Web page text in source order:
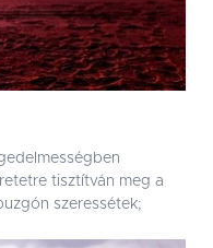
tisztítván meg a
szeressétek;